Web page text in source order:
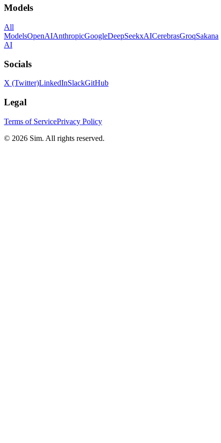
Models
All
ModelsOpenAIAnthropicGoogleDeepSeekxAICerebrasGroqSakana
AI
Socials
X (Twitter)LinkedInSlackGitHub
Legal
Terms of ServicePrivacy Policy
© 2026 Sim. All rights reserved.